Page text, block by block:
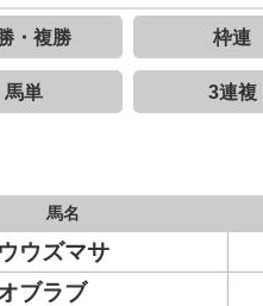
・複勝 枠連
馬単 3連複
馬名
ウズマサ
ブラブ